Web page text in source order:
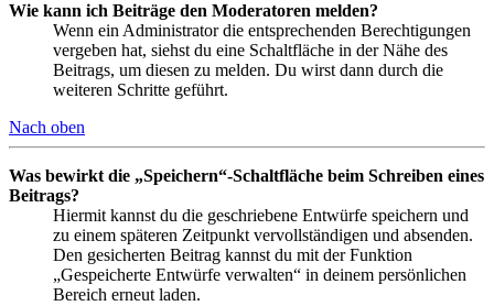
Wie kann ich Beiträge den Moderatoren melden?
Wenn ein Administrator die entsprechenden Berechtigungen
vergeben hat, siehst du eine Schaltfläche in der Nähe des
Beitrags, um diesen zu melden. Du wirst dann durch die
weiteren Schritte geführt.
Nach oben
Was bewirkt die „Speichern“-Schaltfläche beim Schreiben eines
Beitrags?
Hiermit kannst du die geschriebene Entwürfe speichern und
zu einem späteren Zeitpunkt vervollständigen und absenden.
Den gesicherten Beitrag kannst du mit der Funktion
„Gespeicherte Entwürfe verwalten“ in deinem persönlichen
Bereich erneut laden.